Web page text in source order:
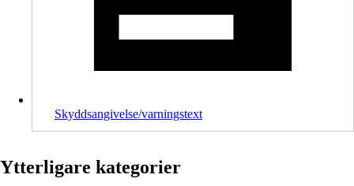
Skyddsangivelse/varningstext
Ytterligare kategorier